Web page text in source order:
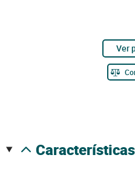
Ver
características